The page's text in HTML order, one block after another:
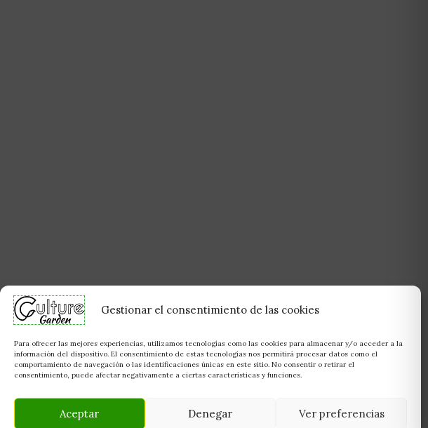
Gestionar el consentimiento de las cookies
Para ofrecer las mejores experiencias, utilizamos tecnologías como las cookies para almacenar y/o acceder a la
información del dispositivo. El consentimiento de estas tecnologías nos permitirá procesar datos como el
comportamiento de navegación o las identificaciones únicas en este sitio. No consentir o retirar el
consentimiento, puede afectar negativamente a ciertas características y funciones.
Aceptar Denegar Ver preferencias